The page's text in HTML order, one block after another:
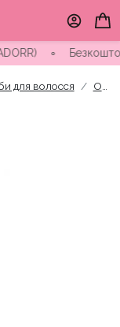
∘ Безкоштовна
для волосся Олійка